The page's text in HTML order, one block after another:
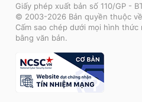
Giấy phép xuất bản số 110/GP -
© 2003-2026 Bản quyền thuộc
Cấm sao chép dưới mọi hình
bằng văn bản.